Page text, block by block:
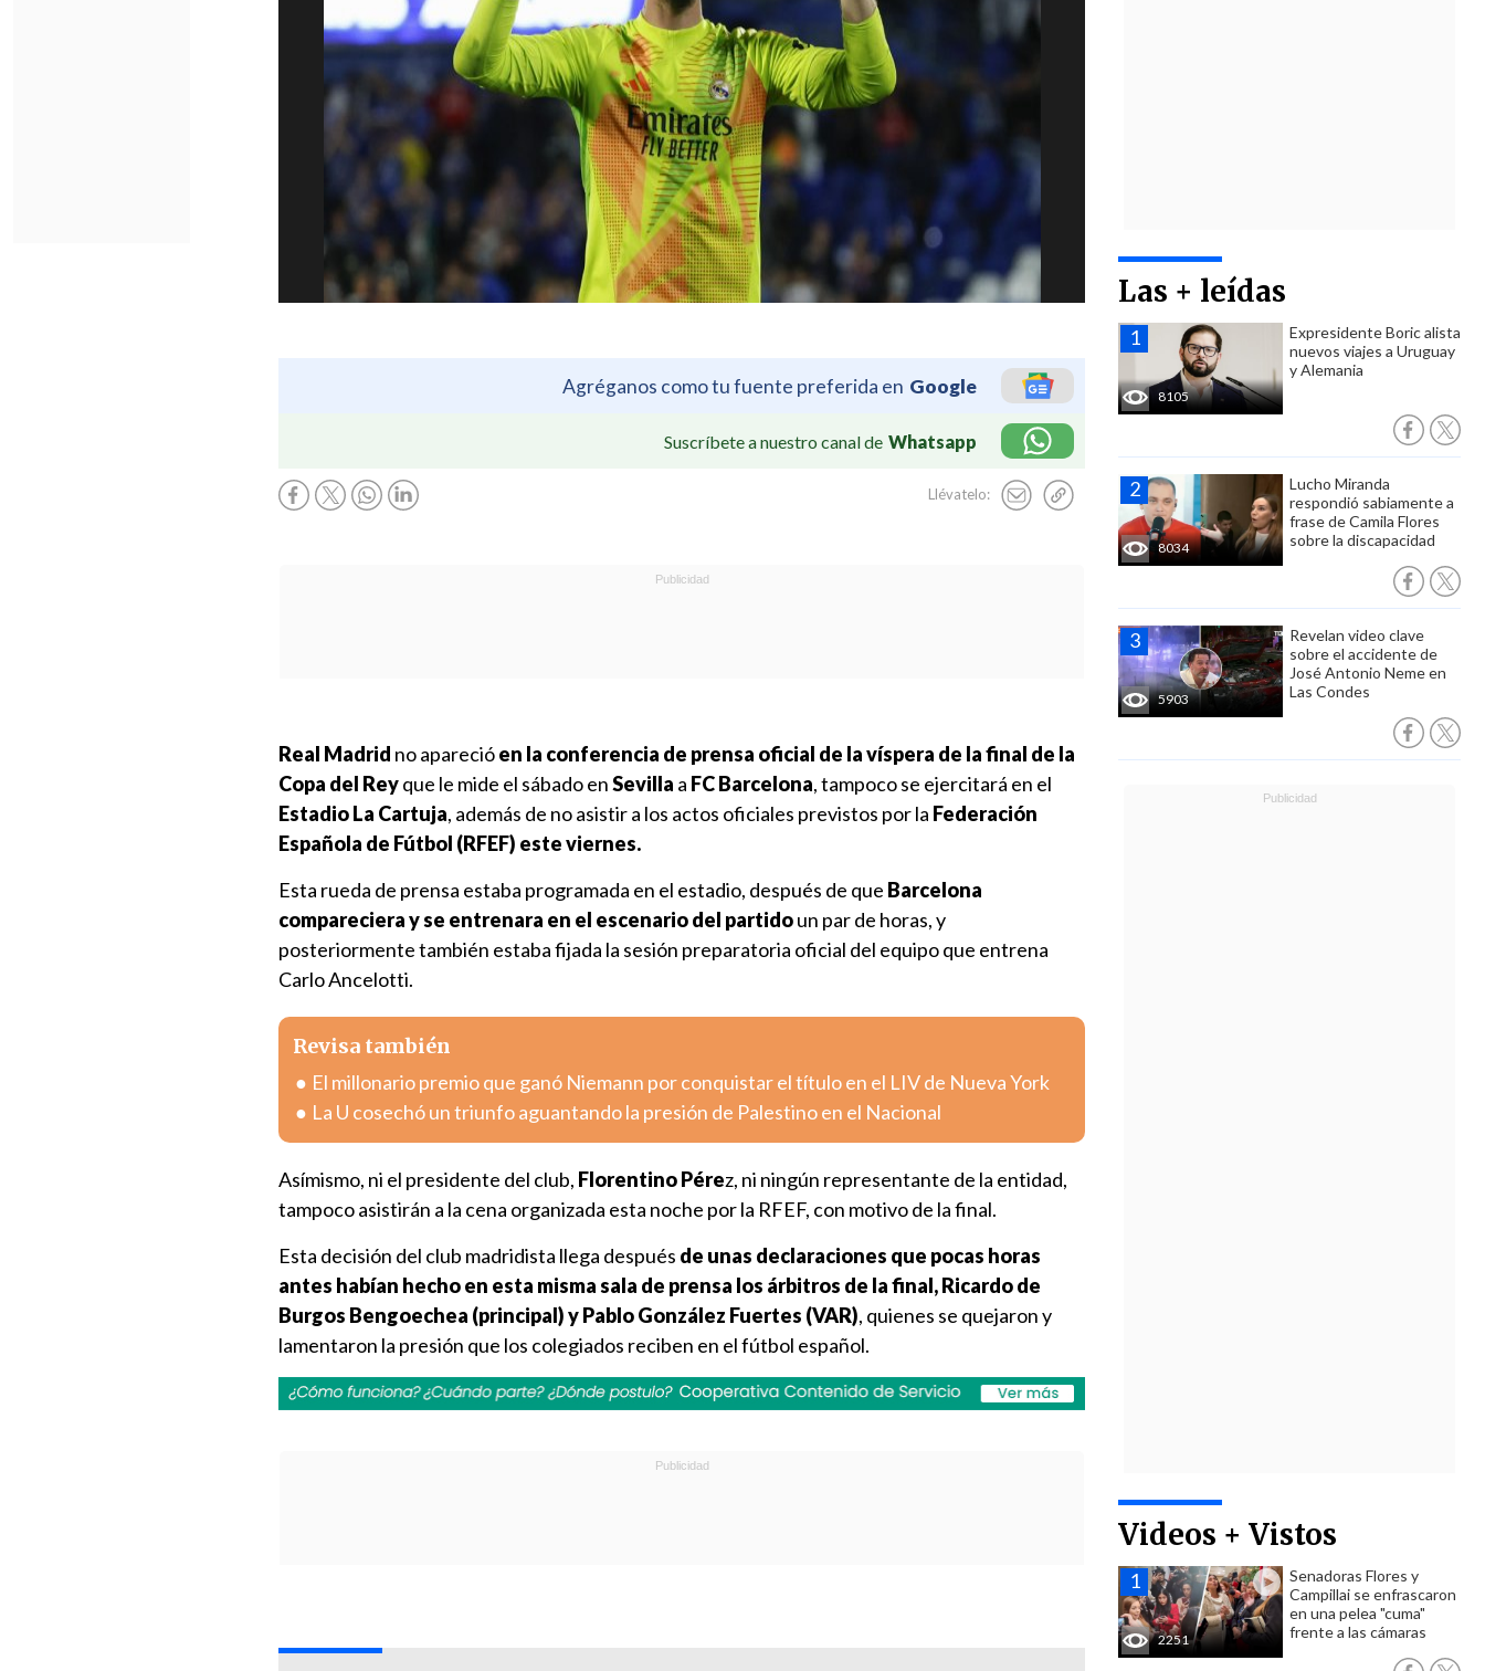
Agréganos como tu fuente preferida en Google
Suscríbete a nuestro canal de Whatsapp
Llévatelo:
Las + leídas
8105
Expresidente Boric alista
nuevos viajes a Uruguay
y Alemania
8034
Lucho Miranda
respondió sabiamente a
frase de Camila Flores
sobre la discapacidad
5903
Revelan video clave
sobre el accidente de
José Antonio Neme en
Las Condes
Videos + Vistos
2251
Senadoras Flores y
Campillai se enfrascaron
en una pelea "cuma"
frente a las cámaras
Real Madrid no aparecióen la conferencia de prensa oficial de la víspera de la final de la
Copa del Reyque le mide el sábado enSevilla a FC Barcelona, tampoco se ejercitará en el
Estadio La Cartuja, además de no asistir a los actos oficiales previstos por la Federación
Española de Fútbol (RFEF) este viernes.
Esta rueda de prensa estaba programada en el estadio, después de que Barcelona
compareciera y se entrenara en el escenario del partidoun par de horas, y
posteriormente también estaba fijada la sesión preparatoria oficial del equipo que entrena
Carlo Ancelotti.
Revisa también
El millonario premio que ganó Niemann por conquistar el título en el LIV de Nueva York
La U cosechó un triunfo aguantando la presión de Palestino en el Nacional
Asímismo, ni el presidente del club, Florentino Pérez, ni ningún representante de la entidad,
tampoco asistirán a la cena organizada esta noche por la RFEF, con motivo de la final.
Esta decisión del club madridista llega después de unas declaraciones que pocas horas
antes habían hecho en esta misma sala de prensa los árbitros de la final, Ricardo de
Burgos Bengoechea (principal) y Pablo González Fuertes (VAR), quienes se quejaron y
lamentaron la presión que los colegiados reciben en el fútbol español.